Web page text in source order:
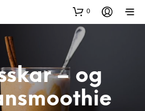
0
– og